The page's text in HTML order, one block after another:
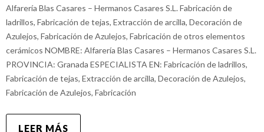
Alfarería Blas Casares – Hermanos Casares S.L. Fabricación de
ladrillos, Fabricación de tejas, Extracción de arcilla, Decoración de
Azulejos, Fabricación de Azulejos, Fabricación de otros elementos
cerámicos NOMBRE: Alfarería Blas Casares – Hermanos Casares S.L.
PROVINCIA: Granada ESPECIALISTA EN: Fabricación de ladrillos,
Fabricación de tejas, Extracción de arcilla, Decoración de Azulejos,
Fabricación de Azulejos, Fabricación
LEER MÁS